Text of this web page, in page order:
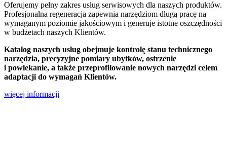
Oferujemy pełny zakres usług serwisowych dla naszych produktów.
Profesjonalna regeneracja zapewnia narzędziom długą pracę na
wymaganym poziomie jakościowym i generuje istotne oszczędności
w budżetach naszych Klientów.
Katalog naszych usług obejmuje kontrolę stanu technicznego
narzędzia, precyzyjne pomiary ubytków, ostrzenie
i powlekanie, a także przeprofilowanie nowych narzędzi celem
adaptacji do wymagań Klientów.
więcej informacji